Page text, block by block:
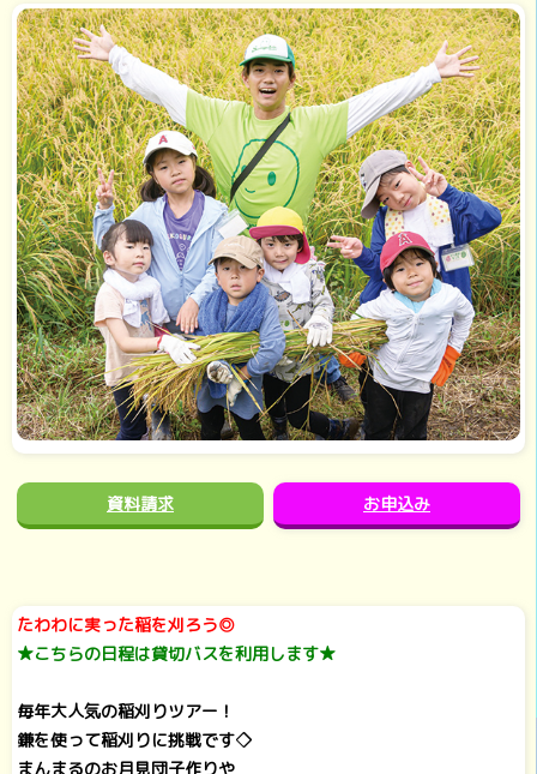
資料請求 お申込み
たわわに実った稲を刈ろう◎
★こちらの日程は貸切バスを利用します★
毎年大人気の稲刈りツアー！
鎌を使って稲刈りに挑戦です◇
まんまるのお月見団子作りや